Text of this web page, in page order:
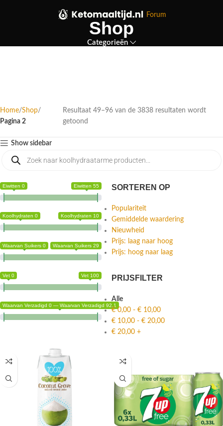
Forum
Shop
Categorieën
Home Shop
Pagina 2
Resultaat 49–96 van de 3838 resultaten wordt
getoond
Show sidebar
Eiwitten 0 Eiwitten 55
Koolhydraten 0 Koolhydraten 10
Waarvan Suikers 0 Waarvan Suikers 29
Vet 0 Vet 100
Waarvan Verzadigd 0 — Waarvan Verzadigd 92.1
SORTEREN OP
Populariteit
Gemiddelde waardering
Nieuwheid
Prijs: laag naar hoog
Prijs: hoog naar laag
PRIJSFILTER
Alle
€0,00 - € 10,00
€ 10,00 - € 20,00
€ 20,00 +